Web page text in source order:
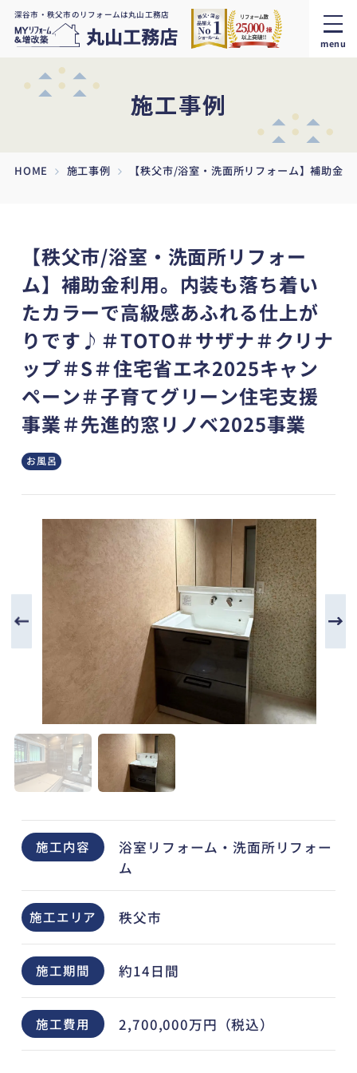
深谷市・秩父市のリフォームは丸山工務店
menu
施工事例
HOME 施工事例 【秩父市/浴室・洗面所リフォーム】補助金
【秩父市/浴室・洗面所リフォー
ム】補助金利用。内装も落ち着い
たカラーで高級感あふれる仕上が
りです♪＃TOTO＃サザナ＃クリナ
ップ＃S＃住宅省エネ2025キャン
ペーン＃子育てグリーン住宅支援
事業＃先進的窓リノベ2025事業
お風呂
施工内容
浴室リフォーム・洗面所リフォー
ム
施工エリア 秩父市
施工期間 約14日間
施工費用 2,700,000万円（税込）